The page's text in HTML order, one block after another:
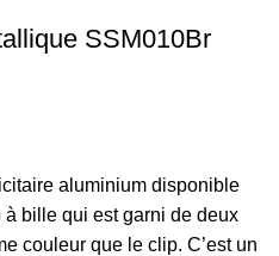
SSM010Br
aluminium disponible
à bille qui est garni de deux
couleur que le clip. C’est un